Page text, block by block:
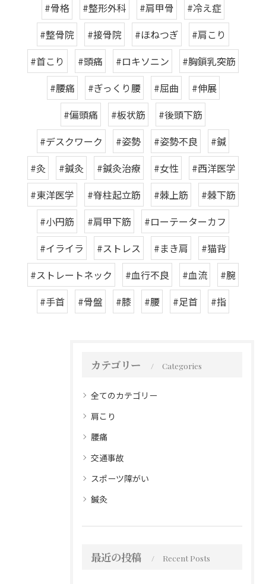
#骨格
#整形外科 #肩甲骨
#冷え症
#整骨院
#接骨院 #ほねつぎ
#肩こり
#首こり
#頭痛 #ロキソニン
#胸鎖乳突筋
#腰痛
#ぎっくり腰 #屈曲
#伸展
#偏頭痛
#板状筋
#後頭下筋
#デスクワーク
#姿勢 #姿勢不良
#鍼
#灸
#鍼灸 #鍼灸治療 #女性
#西洋医学
#東洋医学
#脊柱起立筋 #棘上筋
#棘下筋
#小円筋
#肩甲下筋
#ローテーターカフ
#イライラ
#ストレス #まき肩
#猫背
#ストレートネック
#血行不良 #血流
#腕
#手首
#骨盤 #膝 #腰 #足首 #指
カテゴリー Categories
全てのカテゴリー
肩こり
腰痛
交通事故
スポーツ障がい
鍼灸
最近の投稿 Recent Posts